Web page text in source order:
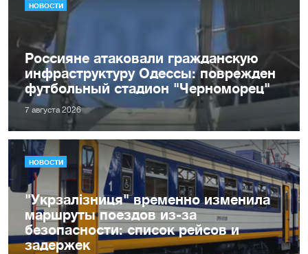
НОВОСТИ
Россияне атаковали гражданскую
инфраструктуру Одессы: поврежден
футбольный стадион "Черноморец"
7 августа 2026
НОВОСТИ
"Укрзалізниця" временно изменила
маршруты поездов из-за
безопасности: список рейсов и
задержек